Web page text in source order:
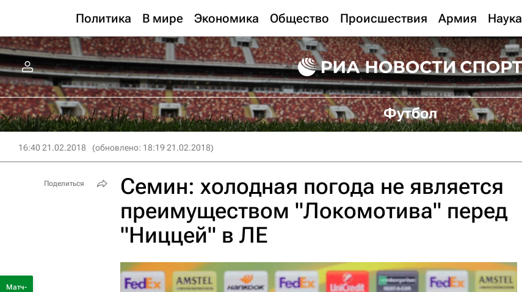
Политика В мире Экономика Общество Происшествия Армия Наука
Футбол
16:40 21.02.2018 (обновлено: 18:19 21.02.2018)
Семин: холодная погода не является
преимуществом "Локомотива" перед
"Ниццей" в ЛЕ
Поделиться
Матч-